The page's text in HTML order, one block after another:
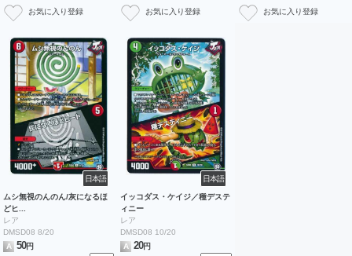
日本語
ムシ無視のんのん/灰になるほ
どヒ...
レア
DMSD08 8/20
A
50円
日本語
イッコダス・ケイジ／種デステ
ィニー
レア
DMSD08 10/20
A
20円